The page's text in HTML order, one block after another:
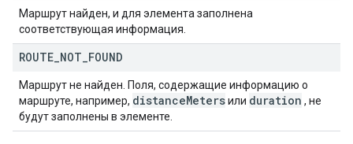
Маршрут найден, и для элемента заполнена
соответствующая информация.
ROUTE NOT FOUND
Маршрут не найден. Поля, содержащие информацию о
маршруте, например, distanceMetersили duration , не
будут заполнены в элементе.